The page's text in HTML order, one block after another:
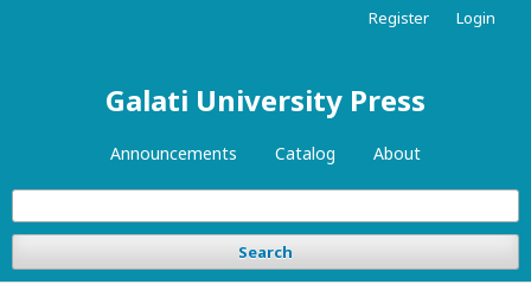
Galati University Press
Announcements Catalog About
Search
Register Login